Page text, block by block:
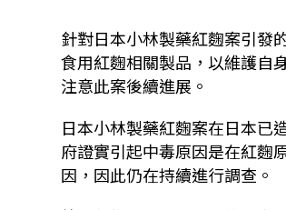
針對日本小林製藥紅麴案引發
食用紅麴相關製品，以維護自
注意此案後續進展。
日本小林製藥紅麴案在日本已
府證實引起中毒原因是在紅麴
因，因此仍在持續進行調查。